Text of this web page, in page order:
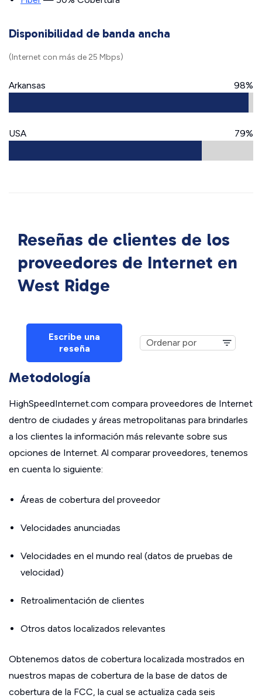
Disponibilidad de banda ancha
(Internet con más de 25 Mbps)
Arkansas 98%
USA 79%
Reseñas de clientes de los
proveedores de Internet en
West Ridge
Escribe una
reseña
Metodología
HighSpeedInternet.com compara proveedores de Internet
dentro de ciudades y áreas metropolitanas para brindarles
a los clientes la información más relevante sobre sus
opciones de Internet. Al comparar proveedores, tenemos
en cuenta lo siguiente:
Áreas de cobertura del proveedor
Velocidades anunciadas
Velocidades en el mundo real (datos de pruebas de
velocidad)
Retroalimentación de clientes
Otros datos localizados relevantes
Obtenemos datos de cobertura localizada mostrados en
nuestros mapas de cobertura de la base de datos de
cobertura de la FCC, la cual se actualiza cada seis